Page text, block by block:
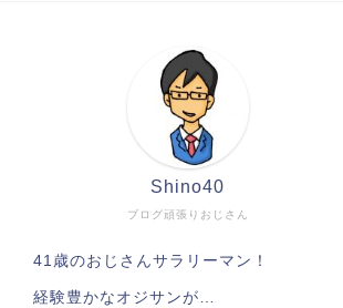
ブログ頑張りおじさん
Shino40
41歳のおじさんサラリーマン！
経験豊かなオジサンが…